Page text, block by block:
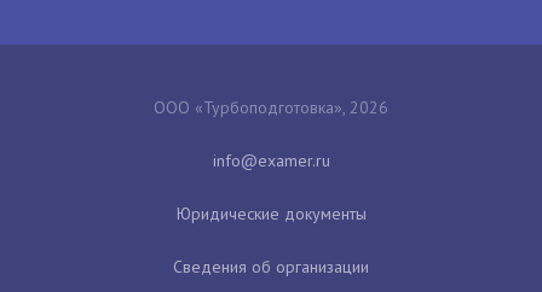
ООО «Турбоподготовка», 2026
Юридические документы
Сведения об организации